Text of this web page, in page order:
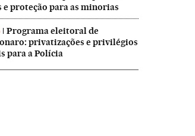
e proteção para as minorias
Programa eleitoral de
privatizações e privilégios
para a Polícia